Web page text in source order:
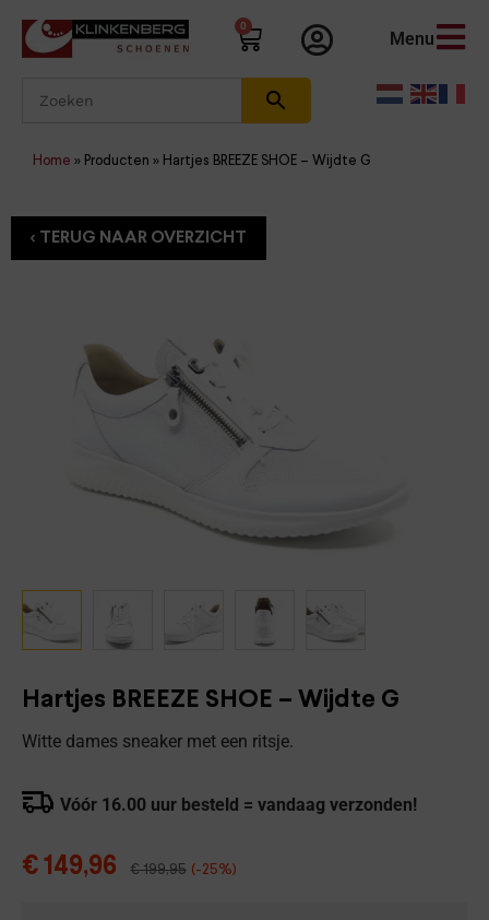
0
Menu
Home » Producten » Hartjes BREEZE SHOE – Wijdte G
Hartjes BREEZE SHOE – Wijdte G
Witte dames sneaker met een ritsje.
Vóór 16.00 uur besteld = vandaag verzonden!
€ 149,96 €199,95 (-25%)